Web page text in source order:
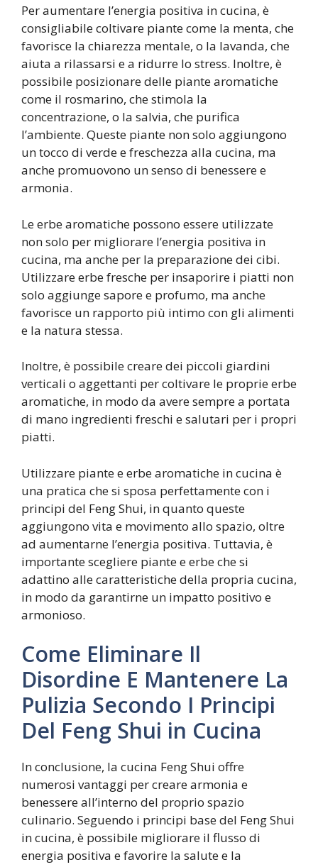
Per aumentare l’energia positiva in cucina, è
consigliabile coltivare piante come la menta, che
favorisce la chiarezza mentale, o la lavanda, che
aiuta a rilassarsi e a ridurre lo stress. Inoltre, è
possibile posizionare delle piante aromatiche
come il rosmarino, che stimola la
concentrazione, o la salvia, che purifica
l’ambiente. Queste piante non solo aggiungono
un tocco di verde e freschezza alla cucina, ma
anche promuovono un senso di benessere e
armonia.
Le erbe aromatiche possono essere utilizzate
non solo per migliorare l’energia positiva in
cucina, ma anche per la preparazione dei cibi.
Utilizzare erbe fresche per insaporire i piatti non
solo aggiunge sapore e profumo, ma anche
favorisce un rapporto più intimo con gli alimenti
e la natura stessa.
Inoltre, è possibile creare dei piccoli giardini
verticali o aggettanti per coltivare le proprie erbe
aromatiche, in modo da avere sempre a portata
di mano ingredienti freschi e salutari per i propri
piatti.
Utilizzare piante e erbe aromatiche in cucina è
una pratica che si sposa perfettamente con i
principi del Feng Shui, in quanto queste
aggiungono vita e movimento allo spazio, oltre
ad aumentarne l’energia positiva. Tuttavia, è
importante scegliere piante e erbe che si
adattino alle caratteristiche della propria cucina,
in modo da garantirne un impatto positivo e
armonioso.
Come Eliminare Il
Disordine E Mantenere La
Pulizia Secondo I Principi
Del Feng Shui in Cucina
In conclusione, la cucina Feng Shui offre
numerosi vantaggi per creare armonia e
benessere all’interno del proprio spazio
culinario. Seguendo i principi base del Feng Shui
in cucina, è possibile migliorare il flusso di
energia positiva e favorire la salute e la